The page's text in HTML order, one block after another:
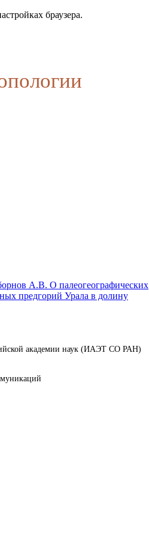
браузера.
А.В. О палеогеографических
предгорий Урала в долину
академии наук (ИАЭТ СО РАН)